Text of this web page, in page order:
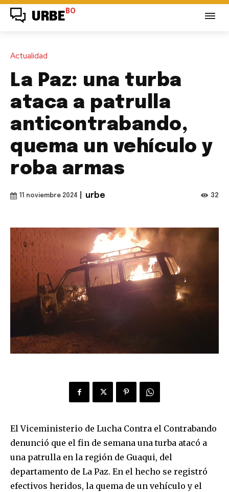
URBE BO
Actualidad
La Paz: una turba
ataca a patrulla
anticontrabando,
quema un vehículo y
roba armas
11 noviembre 2024 urbe 32
El Viceministerio de Lucha Contra el Contrabando
denunció que el fin de semana una turba atacó a
una patrulla en la región de Guaqui, del
departamento de La Paz. En el hecho se registró
efectivos heridos, la quema de un vehículo y el